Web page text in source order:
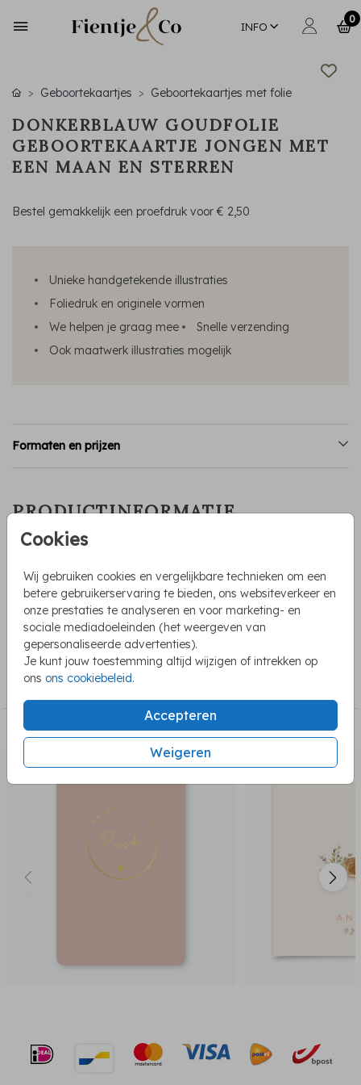
INFO
0
Cookies
Wij gebruiken cookies en vergelijkbare technieken om een
betere gebruikerservaring te bieden, ons websiteverkeer en
onze prestaties te analyseren en voor marketing- en
sociale mediadoeleinden (het weergeven van
gepersonaliseerde advertenties).
Je kunt jouw toestemming altijd wijzigen of intrekken op
ons ons cookiebeleid.
Accepteren
Weigeren
Geboortekaartjes Geboortekaartjes met folie
DONKERBLAUW GOUDFOLIE
GEBOORTEKAARTJE JONGEN MET
EEN MAAN EN STERREN
Bestel gemakkelijk een proefdruk voor€ 2,50
Unieke handgetekende illustraties
Foliedruk en originele vormen
We helpen je graag mee
Snelle verzending
Ook maatwerk illustraties mogelijk
Formaten en prijzen
PRODUCTINFORMATIE
OMSCHRIJVING
Prachtig donkerblauw geboortekaartje voor een jongen. Op
het kaartje staat een gouden maan en sterretjes die in
goudfolie worden gedrukt. Ook de naam komt in glanzend
folie. Een stijlvol kaartje voor jullie zoon.
COLLECTIE
Geboortekaartjes met folie
BEKIJK OOK